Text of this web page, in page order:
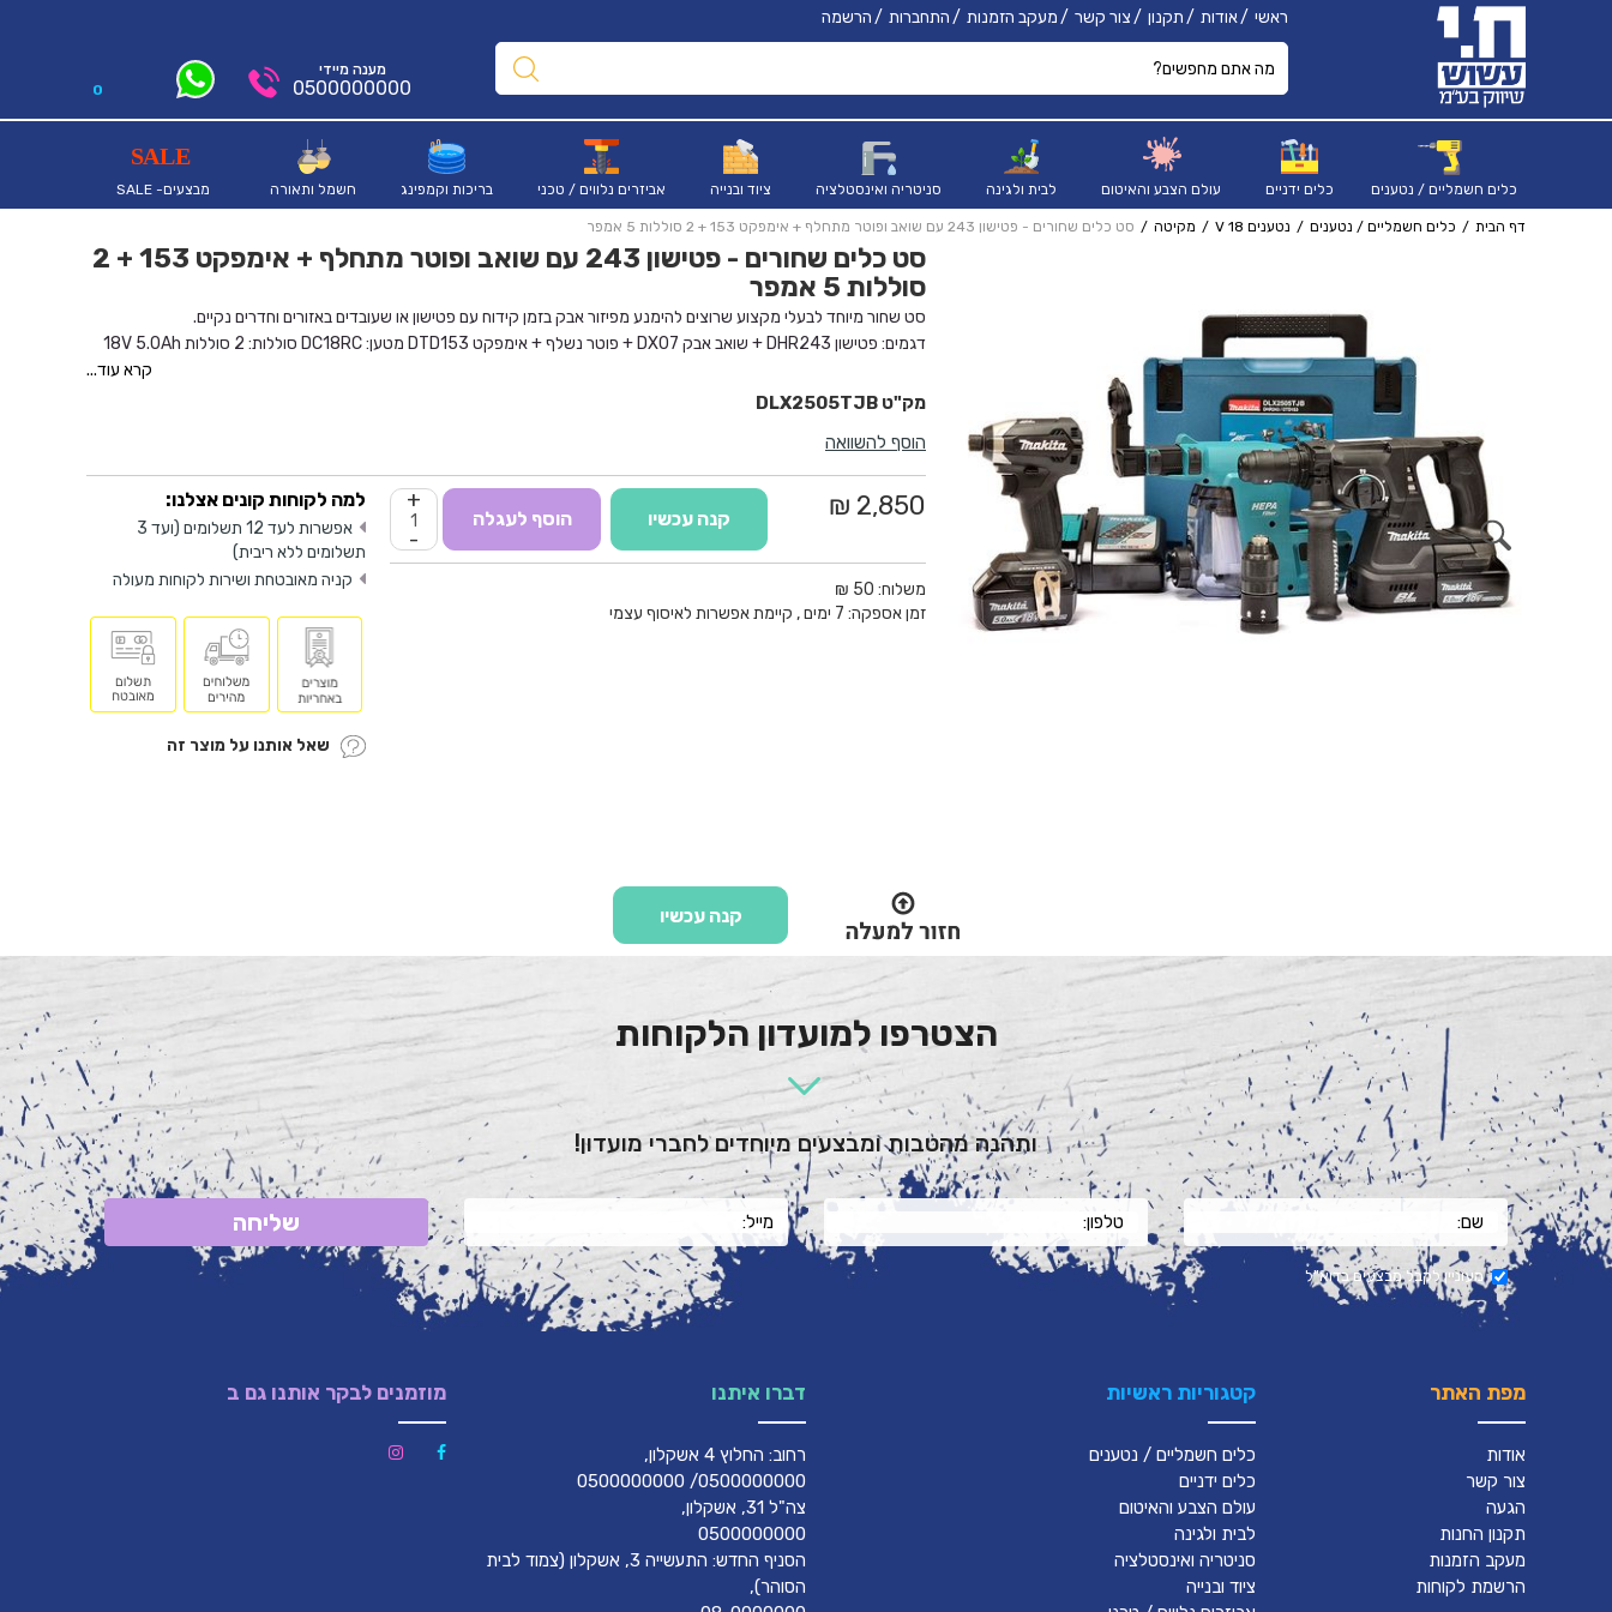
0
ראשי אודות תקנון צור קשר מעקב הזמנות התחברות הרשמה
כלים חשמליים / נטענים כלים ידניים עולם הצבע והאיטום לבית ולגינה סניטריה ואינסטלציה ציוד ובנייה אביזרים נלווים / טכני בריכות וקמפינג חשמל ותאורה מבצעים- SALE
מענה מיידי
0500000000
דף הבית כלים חשמליים / נטענים נטענים 18 V מקיטה סט כלים שחורים - פטישון 243 עם שואב ופוטר מתחלף + אימפקט 153 + 2 סוללות 5 אמפר
סט כלים שחורים - פטישון 243 עם שואב ופוטר מתחלף + אימפקט 153 + 2
סוללות 5 אמפר
סט שחור מיוחד לבעלי מקצוע שרוצים להימנע מפיזור אבק בזמן קידוח עם פטישוןאו שעובדים באזורים וחדרים נקיים.
דגמים: פטישון DHR243 + שואב אבק DX07 + פוטר נשלף + אימפקט DTD153
מטען: DC18RC
סוללות: 2 סוללות 18V 5.0Ah
קרא עוד...
הוסף להשוואה
2,850 ₪
-
+
הוסף לעגלה קנה עכשיו
משלוח: 50 ₪
זמן אספקה: 7 ימים, קיימת אפשרות לאיסוף עצמי
למה לקוחות קונים אצלנו:
אפשרות לעד 12 תשלומים (ועד 3
תשלומים ללא ריבית)
קניה מאובטחת ושירות לקוחות מעולה
שאל אותנו על מוצר זה
קנה עכשיו
הצטרפו למועדון הלקוחות
ותהנה מהטבות ומבצעים מיוחדים לחברי מועדון!
שליחה
מעוניין לקבל מבצעים בדוא"ל
מפת האתר
אודות
צור קשר
הגעה
תקנון החנות
מעקב הזמנות
הרשמת לקוחות
קטגוריות ראשיות
כלים חשמליים / נטענים
כלים ידניים
עולם הצבע והאיטום
לבית ולגינה
סניטריה ואינסטלציה
ציוד ובנייה
דברו איתנו
רחוב: החלוץ 4 אשקלון,
0500000000/ 0500000000
צה"ל 31, אשקלון,
0500000000
הסניף החדש: התעשייה 3, אשקלון (צמוד לבית
הסוהר),
מוזמנים לבקר אותנו גם ב